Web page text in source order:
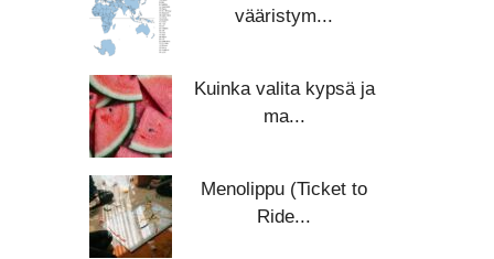
vääristym...
Kuinka valita kypsä ja
ma...
Menolippu (Ticket to
Ride...